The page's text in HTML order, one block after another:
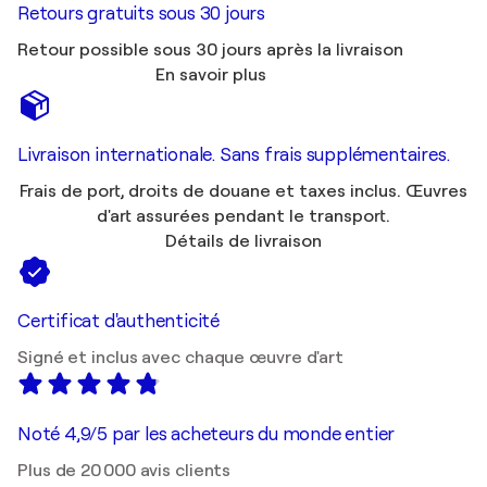
Retours gratuits sous 30 jours
Retour possible sous 30 jours après la livraison
En savoir plus
Livraison internationale. Sans frais supplémentaires.
Frais de port, droits de douane et taxes inclus. Œuvres
d'art assurées pendant le transport.
Détails de livraison
Certificat d'authenticité
Signé et inclus avec chaque œuvre d'art
Noté 4,9/5 par les acheteurs du monde entier
Plus de 20 000 avis clients